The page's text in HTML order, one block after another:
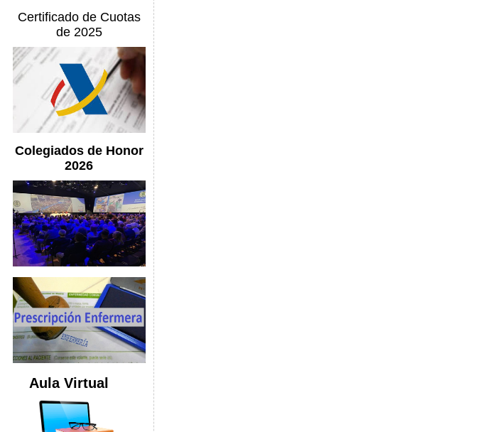
Certificado de Cuotas
de 2025
Colegiados de Honor
2026
Aula Virtual